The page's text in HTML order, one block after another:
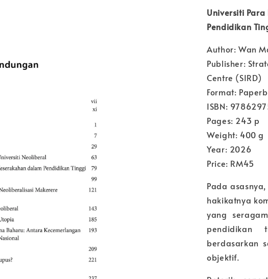
Universiti
Pendidikan
Author: Wan
Publisher:
Centre (SIRD)
Format:
ISBN:
Pages: 243 p
Weight: 400 g
Year: 2026
Price: RM45
Pada
hakikatnya
yang
pendidikan
berdasarkan
objektif.